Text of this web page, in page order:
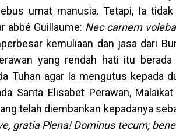
umat manusia. Tetapi, Ia
abbé Guillaume: Nec carnem
kemuliaan dan jasa dari
yang rendah hati itu
Tuhan agar Ia mengutus kepada
Santa Elisabet Perawan,
telah diembankan kepadanya
gratia Plena!Dominus tecum;